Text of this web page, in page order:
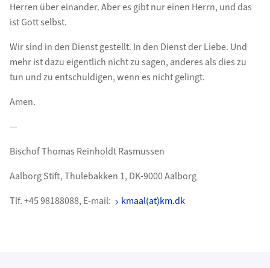
Herren über einander. Aber es gibt nur einen Herrn, und das
ist Gott selbst.
Wir sind in den Dienst gestellt. In den Dienst der Liebe. Und
mehr ist dazu eigentlich nicht zu sagen, anderes als dies zu
tun und zu entschuldigen, wenn es nicht gelingt.
Amen.
—
Bischof Thomas Reinholdt Rasmussen
Aalborg Stift, Thulebakken 1, DK-9000 Aalborg
Tlf. +45 98188088, E-mail:
kmaal(at)km.dk